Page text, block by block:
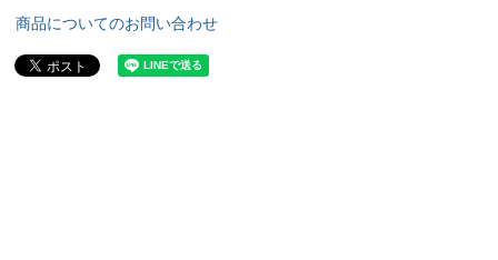
商品についてのお問い合わせ